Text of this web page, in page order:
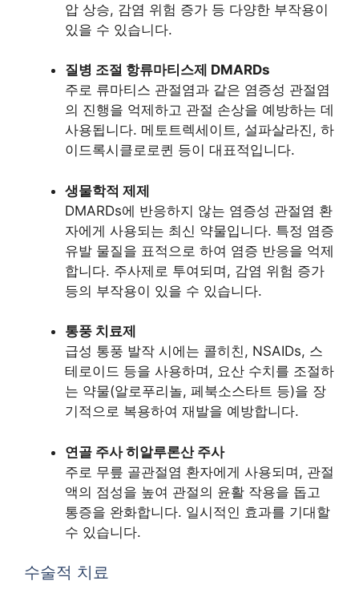
압 상승, 감염 위험 증가 등 다양한 부작용이
있을 수 있습니다.
질병 조절 항류마티스제 DMARDs
주로 류마티스 관절염과 같은 염증성 관절염
의 진행을 억제하고 관절 손상을 예방하는 데
사용됩니다. 메토트렉세이트, 설파살라진, 하
이드록시클로로퀸 등이 대표적입니다.
생물학적 제제
DMARDs에 반응하지 않는 염증성 관절염 환
자에게 사용되는 최신 약물입니다. 특정 염증
유발 물질을 표적으로 하여 염증 반응을 억제
합니다. 주사제로 투여되며, 감염 위험 증가
등의 부작용이 있을 수 있습니다.
통풍 치료제
급성 통풍 발작 시에는 콜히친, NSAIDs, 스
테로이드 등을 사용하며, 요산 수치를 조절하
는 약물(알로푸리놀, 페북소스타트 등)을 장
기적으로 복용하여 재발을 예방합니다.
연골 주사 히알루론산 주사
주로 무릎 골관절염 환자에게 사용되며, 관절
액의 점성을 높여 관절의 윤활 작용을 돕고
통증을 완화합니다. 일시적인 효과를 기대할
수 있습니다.
수술적 치료